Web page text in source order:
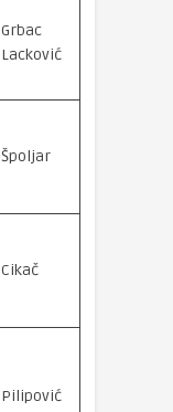
Grbac
Lacković
Špoljar
Cikač
Pilipović